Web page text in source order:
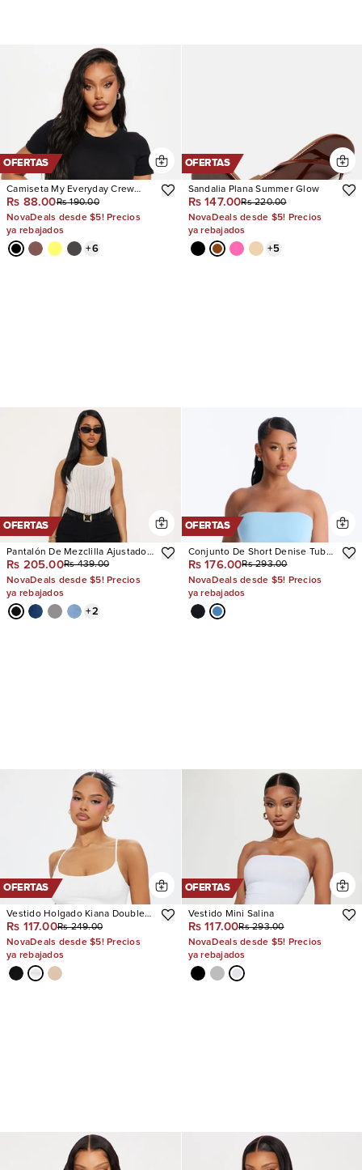
OFERTAS
Camiseta My Everyday Crew
Neck
Rs 88.00Rs 190.00
NovaDeals desde $5! Precios
ya rebajados
+6
OFERTAS
Sandalia Plana Summer Glow
Rs 147.00Rs 220.00
NovaDeals desde $5! Precios
ya rebajados
+5
OFERTAS
Pantalón De Mezclilla Ajustado
Con Stretch Vibe Check Curvy
Rs 205.00Rs 439.00
NovaDeals desde $5! Precios
ya rebajados
+2
OFERTAS
Conjunto De Short Denise Tube
Top
Rs 176.00Rs 293.00
NovaDeals desde $5! Precios
ya rebajados
OFERTAS
Vestido Holgado Kiana Double
Lined Jersey
Rs 117.00Rs 249.00
NovaDeals desde $5! Precios
ya rebajados
OFERTAS
Vestido Mini Salina
Rs 117.00Rs 293.00
NovaDeals desde $5! Precios
ya rebajados